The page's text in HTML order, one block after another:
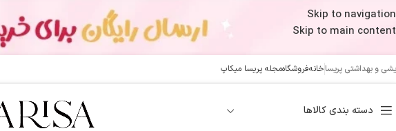
Skip to navigation
Skip to main content
و بهداشتی پریساخانهفروشگاهمجله پریسا میکاپ
دسته بندی کالاها